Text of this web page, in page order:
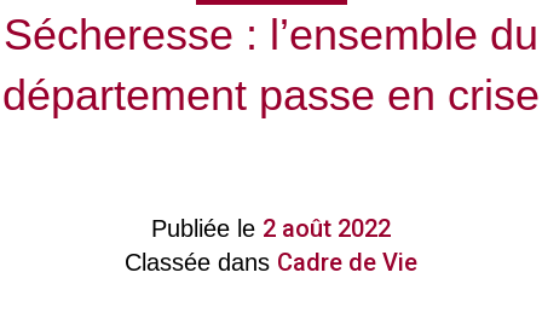
Sécheresse : l’ensemble du
département passe en crise
Publiée le 2 août 2022
Classée dans Cadre de Vie